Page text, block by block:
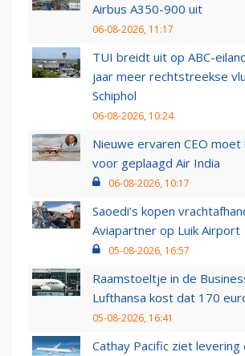
Airbus A350-900 uit
06-08-2026, 11:17
TUI breidt uit op ABC-
jaar meer rechtstreekse
Schiphol
06-08-2026, 10:24
Nieuwe ervaren CEO
voor geplaagd Air India
06-08-2026, 10:17
Saoedi’s kopen
Aviapartner op Luik Airport
05-08-2026, 16:57
Raamstoeltje in de
Lufthansa kost dat 170
05-08-2026, 16:41
Cathay Pacific ziet